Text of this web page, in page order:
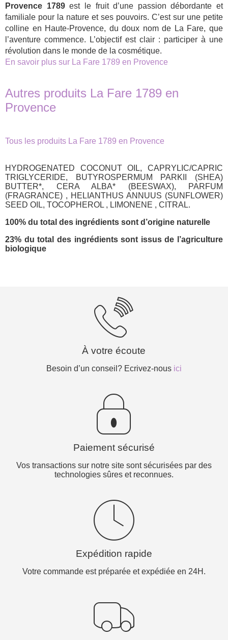
Provence 1789est le fruit d’une passion débordante et
familiale pour la nature et ses pouvoirs. C’est sur une petite
colline en Haute-Provence, du doux nom de La Fare, que
l’aventure commence. L’objectif est clair : participer à une
révolution dans le monde de la cosmétique.
En savoir plus sur La Fare 1789 en Provence
Autres produits La Fare 1789 en
Provence
Tous les produits La Fare 1789 en Provence
HYDROGENATED COCONUT OIL, CAPRYLIC/CAPRIC
TRIGLYCERIDE, BUTYROSPERMUM PARKII (SHEA)
BUTTER*, CERA ALBA* (BEESWAX), PARFUM
(FRAGRANCE) , HELIANTHUS ANNUUS (SUNFLOWER)
SEED OIL, TOCOPHEROL , LIMONENE , CITRAL.
100% du total des ingrédients sont d’origine naturelle
23% du total des ingrédients sont issus de l’agriculture
biologique
À votre écoute
Besoin d’un conseil? Ecrivez-nous ici
Paiement sécurisé
Vos transactions sur notre site sont sécurisées par des
technologies sûres et reconnues.
Expédition rapide
Votre commande est préparée et expédiée en 24H.